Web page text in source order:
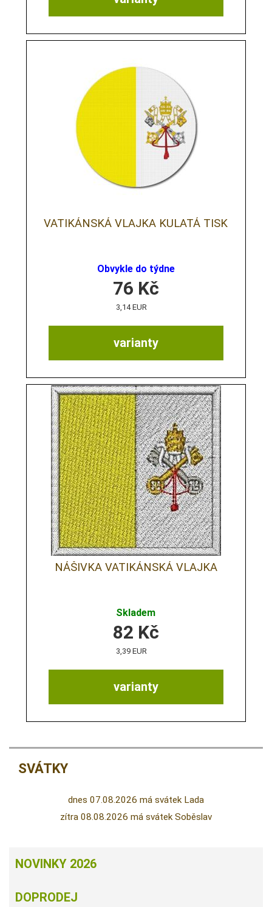
VATIKÁNSKÁ VLAJKA KULATÁ TISK
Obvykle do týdne
varianty
76 Kč
3,14 EUR
NÁŠIVKA VATIKÁNSKÁ VLAJKA
Skladem
varianty
82 Kč
3,39 EUR
SVÁTKY
dnes 07.08.2026 má svátek Lada
zítra 08.08.2026 má svátek Soběslav
NOVINKY 2026
DOPRODEJ